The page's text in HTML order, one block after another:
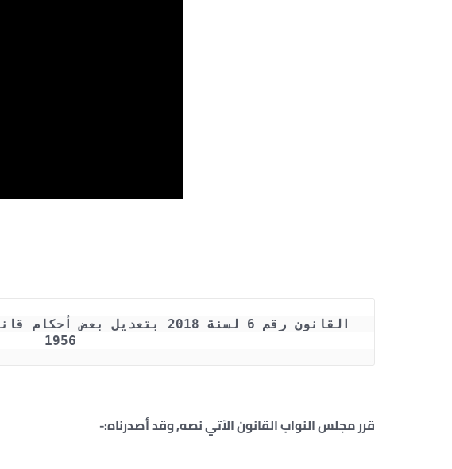
1956
قرر مجلس النواب القانون الآتي نصه, وقد أصدرناه:-